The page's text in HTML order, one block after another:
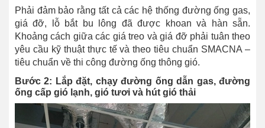
Phải đảm bảo rằng tất cả các hệ thống đường ống gas,
giá đỡ, lỗ bắt bu lông đã được khoan và hàn sẵn.
Khoảng cách giữa các giá treo và giá đỡ phải tuân theo
yêu cầu kỹ thuật thực tế và theo tiêu chuẩn SMACNA –
tiêu chuẩn về thi công đường ống thông gió.
Bước 2: Lắp đặt, chạy đường ống dẫn gas, đường
ống cấp gió lạnh, gió tươi và hút gió thải